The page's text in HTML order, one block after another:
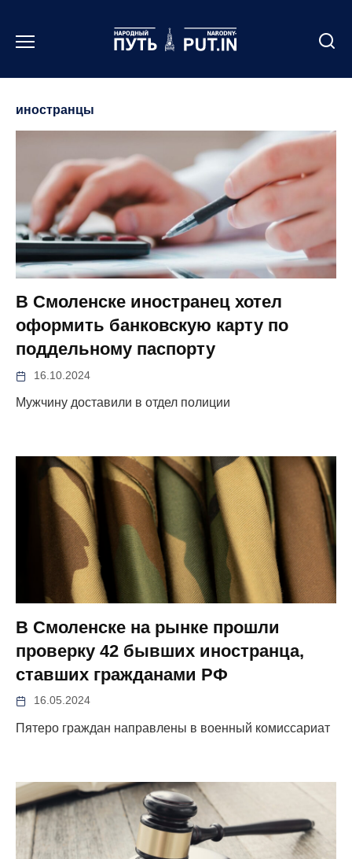
содержанию
иностранцы
В Смоленске иностранец хотел
оформить банковскую карту по
поддельному паспорту
16.10.2024
Мужчину доставили в отдел полиции
В Смоленске на рынке прошли
проверку 42 бывших иностранца,
ставших гражданами РФ
16.05.2024
Пятеро граждан направлены в военный комиссариат